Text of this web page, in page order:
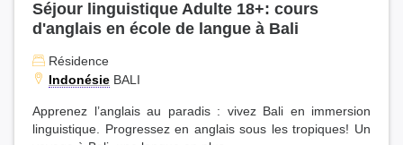
Séjour linguistique Adulte 18+: cours
d'anglais en école de langue à Bali
Résidence
Indonésie BALI
Apprenez l’anglais au paradis : vivez Bali en immersion
linguistique. Progressez en anglais sous les tropiques! Un